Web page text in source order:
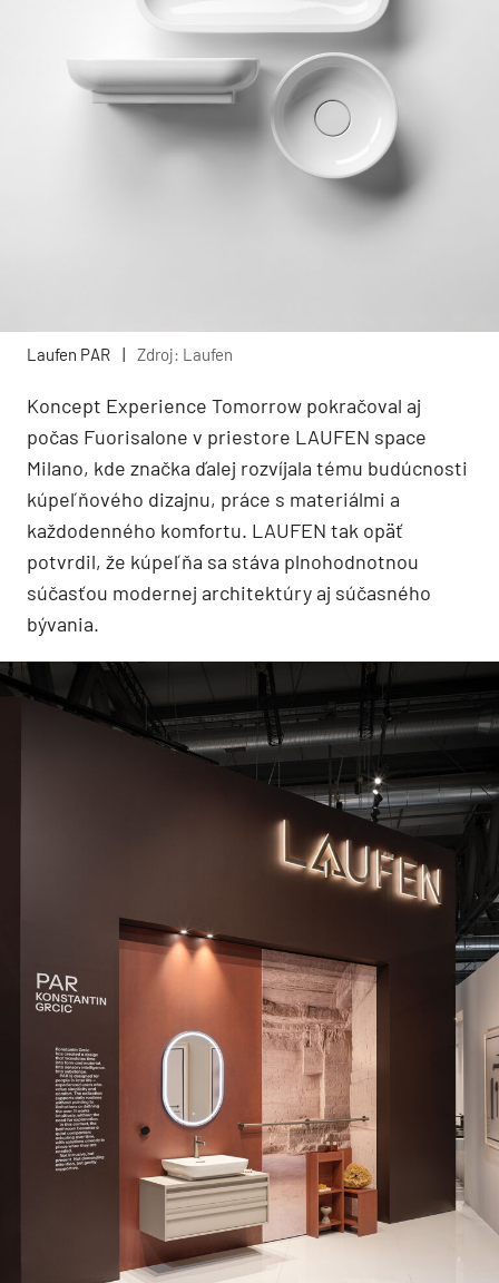
Laufen PAR | Zdroj: Laufen
Koncept Experience Tomorrow pokračoval aj
počas Fuorisalone v priestore LAUFEN space
Milano, kde značka ďalej rozvíjala tému budúcnosti
kúpeľňového dizajnu, práce s materiálmi a
každodenného komfortu. LAUFEN tak opäť
potvrdil, že kúpeľňa sa stáva plnohodnotnou
súčasťou modernej architektúry aj súčasného
bývania.